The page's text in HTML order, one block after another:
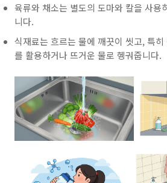
육류와 채소는 별도의 도마와 칼을 사용
니다.
식재료는 흐르는 물에 깨끗이 씻고, 특
를 활용하거나 뜨거운 물로 헹궈줍니다.